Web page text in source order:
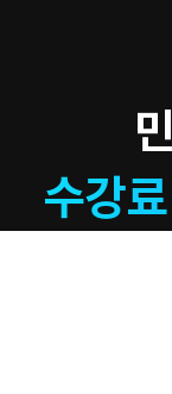
수강